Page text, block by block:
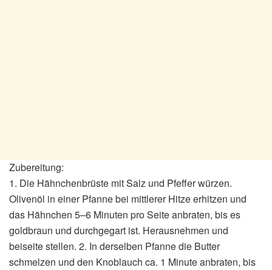
Zubereitung:
1. Die Hähnchenbrüste mit Salz und Pfeffer würzen.
Olivenöl in einer Pfanne bei mittlerer Hitze erhitzen und
das Hähnchen 5–6 Minuten pro Seite anbraten, bis es
goldbraun und durchgegart ist. Herausnehmen und
beiseite stellen. 2. In derselben Pfanne die Butter
schmelzen und den Knoblauch ca. 1 Minute anbraten, bis